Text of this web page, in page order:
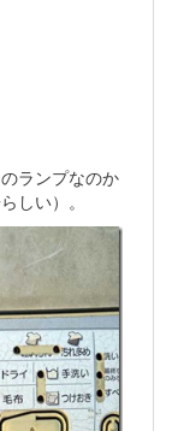
ランプなのか
しい）。